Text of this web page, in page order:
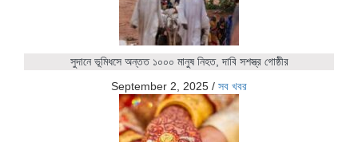
সুদানে ভূমিধসে অন্তত ১০০০ মানুষ নিহত, দাবি সশস্ত্র গোষ্ঠীর
September 2, 2025 / সব খবর